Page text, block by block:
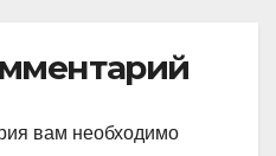
вам необходимо